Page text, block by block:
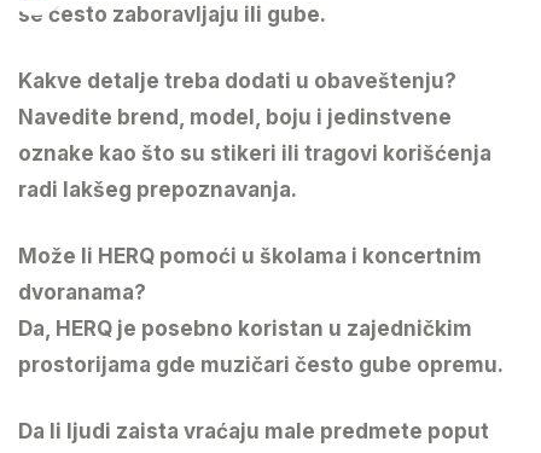
se često zaboravljaju ili gube.
Kakve detalje treba dodati u obaveštenju?
Navedite brend, model, boju i jedinstvene
oznake kao što su stikeri ili tragovi korišćenja
radi lakšeg prepoznavanja.
Može li HERQ pomoći u školama i koncertnim
dvoranama?
Da, HERQ je posebno koristan u zajedničkim
prostorijama gde muzičari često gube opremu.
Da li ljudi zaista vraćaju male predmete poput